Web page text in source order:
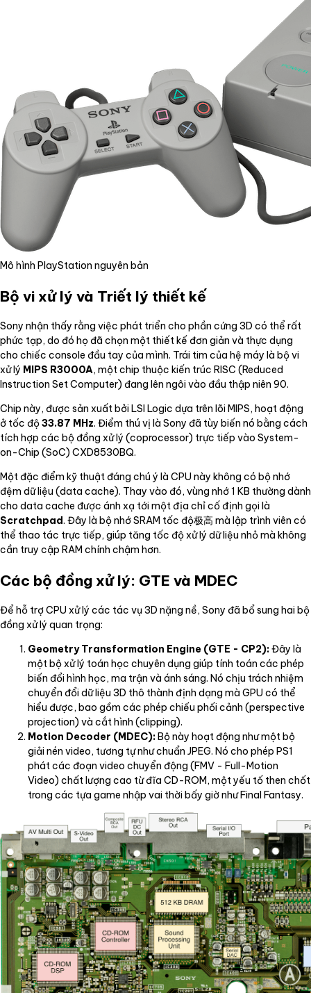
Mô hình PlayStation nguyên bản
Bộ vi xử lý và Triết lý thiết kế
Sony nhận thấy rằng việc phát triển cho phần cứng 3D có thể rất
phức tạp, do đó họ đã chọn một thiết kế đơn giản và thực dụng
cho chiếc console đầu tay của mình. Trái tim của hệ máy là bộ vi
xử lý MIPS R3000A, một chip thuộc kiến trúc RISC (Reduced
Instruction Set Computer) đang lên ngôi vào đầu thập niên 90.
Chip này, được sản xuất bởi LSI Logic dựa trên lõi MIPS, hoạt động
ở tốc độ33.87 MHz. Điểm thú vị là Sony đã tùy biến nó bằng cách
tích hợp các bộ đồng xử lý (coprocessor) trực tiếp vào System-
on-Chip (SoC) CXD8530BQ.
Một đặc điểm kỹ thuật đáng chú ý là CPU này không có bộ nhớ
đệm dữ liệu (data cache). Thay vào đó, vùng nhớ 1 KB thường dành
cho data cache được ánh xạ tới một địa chỉ cố định gọi là
Scratchpad. Đây là bộ nhớ SRAM tốc độ极高 mà lập trình viên có
thể thao tác trực tiếp, giúp tăng tốc độ xử lý dữ liệu nhỏ mà không
cần truy cập RAM chính chậm hơn.
Các bộ đồng xử lý: GTE và MDEC
Để hỗ trợ CPU xử lý các tác vụ 3D nặng nề, Sony đã bổ sung hai bộ
đồng xử lý quan trọng:
Geometry Transformation Engine (GTE - CP2):Đây là
một bộ xử lý toán học chuyên dụng giúp tính toán các phép
biến đổi hình học, ma trận và ánh sáng. Nó chịu trách nhiệm
chuyển đổi dữ liệu 3D thô thành định dạng mà GPU có thể
hiểu được, bao gồm các phép chiếu phối cảnh (perspective
projection) và cắt hình (clipping).
Motion Decoder (MDEC):Bộ này hoạt động như một bộ
giải nén video, tương tự như chuẩn JPEG. Nó cho phép PS1
phát các đoạn video chuyển động (FMV - Full-Motion
Video) chất lượng cao từ đĩa CD-ROM, một yếu tố then chốt
trong các tựa game nhập vai thời bấy giờ như Final Fantasy.